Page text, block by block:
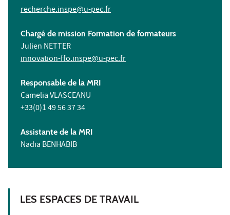
recherche.inspe@u-pec.fr
Chargé de mission Formation de formateurs
Julien NETTER
innovation-ffo.inspe@u-pec.fr
Responsable de la MRI
Camelia VLASCEANU
+33(0)1 49 56 37 34
Assistante de la MRI
Nadia BENHABIB
LES ESPACES DE TRAVAIL